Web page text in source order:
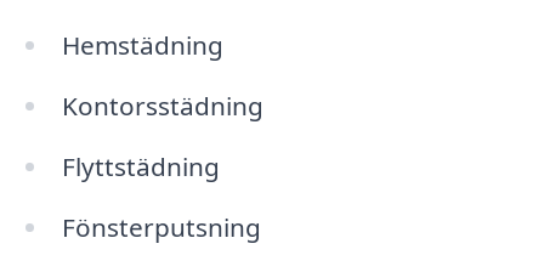
Hemstädning
Kontorsstädning
Flyttstädning
Fönsterputsning